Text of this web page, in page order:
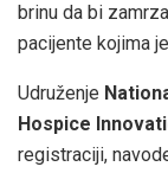
brinu da bi
pacijente kojima
Udruženje
Hospice
registraciji,